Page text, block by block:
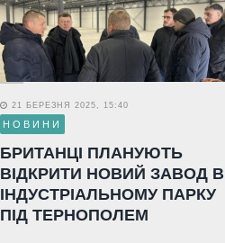
21 БЕРЕЗНЯ 2025, 15:40
НОВИНИ
БРИТАНЦІ ПЛАНУЮТЬ
ВІДКРИТИ НОВИЙ ЗАВОД В
ІНДУСТРІАЛЬНОМУ ПАРКУ
ПІД ТЕРНОПОЛЕМ